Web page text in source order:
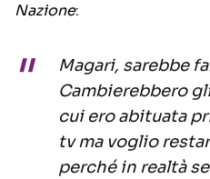
Nazione:
Magari, sarebbe
Cambierebbero
cui ero abituata
tv ma voglio
perché in realtà